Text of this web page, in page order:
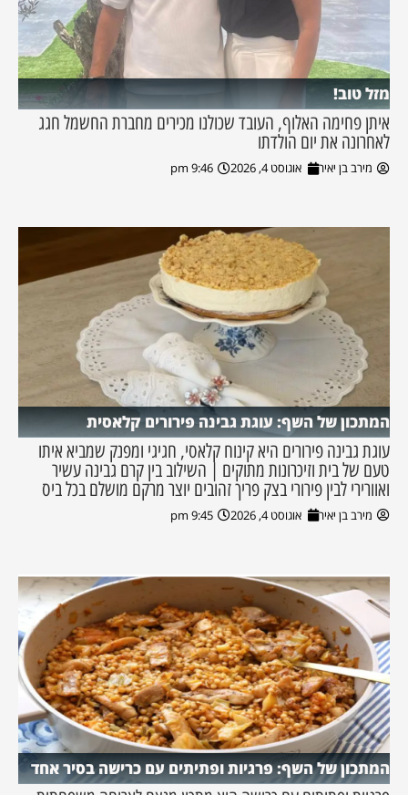
מזל טוב!
איתן פחימה האלוף, העובד שכולנו מכירים מחברת החשמל חגג
לאחרונה את יום הולדתו
מירב בן יאיר אוגוסט 4, 2026 9:46 pm
המתכון של השף: עוגת גבינה פירורים קלאסית
עוגת גבינה פירורים היא קינוח קלאסי, חגיגי ומפנק שמביא איתו
טעם של בית וזיכרונות מתוקים | השילוב בין קרם גבינה עשיר
ואוורירי לבין פירורי בצק פריך זהובים יוצר מרקם מושלם בכל ביס
מירב בן יאיר אוגוסט 4, 2026 9:45 pm
המתכון של השף: פרגיות ופתיתים עם כרישה בסיר אחד